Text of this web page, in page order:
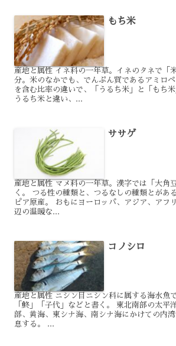
もち米
産地と属性 イネ科の一年草。イネのタネで「
分。米のなかでも、でんぷん質であるアミロ
を含む比率の違いで、「うるち米」と「もち米
うるち米と違い、...
ササゲ
産地と属性 マメ科の一年草。漢字では「大角
く。 つる性の種類と、つるなしの種類とがあ
ピア原産。 おもにヨーロッパ、アジア、アフ
辺の温暖な...
コノシロ
産地と属性 ニシン目ニシン科に属する海水魚
「鮗」「子代」などと書く。 東北南部の太平
部、黄海、東シナ海、南シナ海にかけての内
息する。 ...